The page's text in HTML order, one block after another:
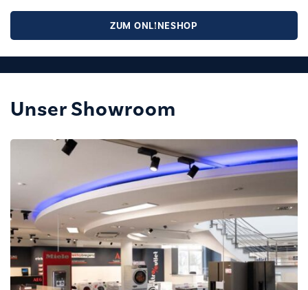
ZUM ONLINESHOP
Unser Showroom